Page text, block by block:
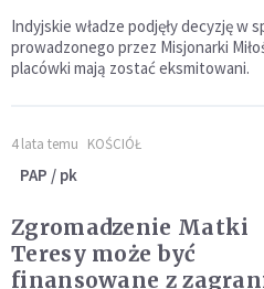
Indyjskie władze podjęły decyzję w
prowadzonego przez Misjonarki
placówki mają zostać eksmitowani.
4 lata temu KOŚCIÓŁ
PAP / pk
Zgromadzenie Matki
Teresy może być
finansowane z